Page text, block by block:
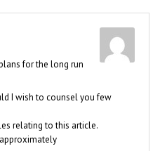
for the long run
I wish to counsel you few
relating to this article.